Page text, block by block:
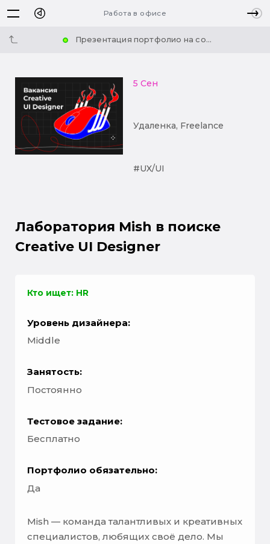
Работа в офисе
Презентация портфолио на со...
5 Сен
Удаленка, Freelance
#UX/UI
Лаборатория Mish в поиске
Creative UI Designer
Кто ищет: HR
Уровень дизайнера:
Middle
Занятость:
Постоянно
Тестовое задание:
Бесплатно
Портфолио обязательно:
Да
Mish — команда талантливых и креативных
специалистов, любящих своё дело. Мы